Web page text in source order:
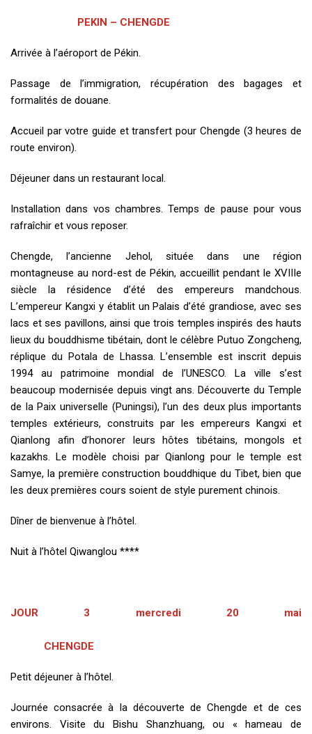
PEKIN – CHENGDE
Arrivée à l’aéroport de Pékin.
Passage de l’immigration, récupération des bagages et
formalités de douane.
Accueil par votre guide et transfert pour Chengde (3 heures de
route environ).
Déjeuner dans un restaurant local.
Installation dans vos chambres. Temps de pause pour vous
rafraîchir et vous reposer.
Chengde, l’ancienne Jehol, située dans une région
montagneuse au nord-est de Pékin, accueillit pendant le XVIIIe
siècle la résidence d’été des empereurs mandchous.
L’empereur Kangxi y établit un Palais d’été grandiose, avec ses
lacs et ses pavillons, ainsi que trois temples inspirés des hauts
lieux du bouddhisme tibétain, dont le célèbre Putuo Zongcheng,
réplique du Potala de Lhassa. L’ensemble est inscrit depuis
1994 au patrimoine mondial de l’UNESCO. La ville s’est
beaucoup modernisée depuis vingt ans. Découverte du Temple
de la Paix universelle (Puningsi), l’un des deux plus importants
temples extérieurs, construits par les empereurs Kangxi et
Qianlong afin d’honorer leurs hôtes tibétains, mongols et
kazakhs. Le modèle choisi par Qianlong pour le temple est
Samye, la première construction bouddhique du Tibet, bien que
les deux premières cours soient de style purement chinois.
Dîner de bienvenue à l’hôtel.
Nuit à l’hôtel Qiwanglou ****
JOUR 3 mercredi 20 mai
CHENGDE
Petit déjeuner à l’hôtel.
Journée consacrée à la découverte de Chengde et de ces
environs. Visite du Bishu Shanzhuang, ou « hameau de